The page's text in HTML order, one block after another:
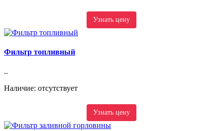
Узнать цену
Фильтр топливный
..
Наличие: отсутствует
Узнать цену